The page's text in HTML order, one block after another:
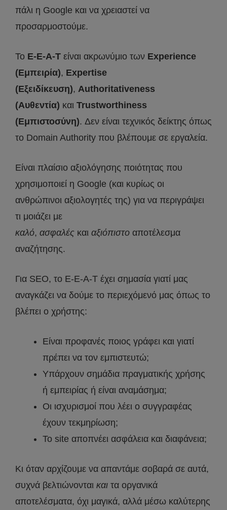
πάλι η Google και να χρειαστεί να
προσαρμοστούμε.
Το E-E-A-T είναι ακρωνύμιο των Experience
(Εμπειρία), Expertise
(Εξειδίκευση), Authoritativeness
(Αυθεντία) και Trustworthiness
(Εμπιστοσύνη). Δεν είναι τεχνικός δείκτης όπως
το Domain Authority που βλέπουμε σε εργαλεία.
Είναι πλαίσιο αξιολόγησης ποιότητας που
χρησιμοποιεί η Google (και κυρίως οι
ανθρώπινοι αξιολογητές της) για να περιγράψει
τι μοιάζει με
καλό, ασφαλές και αξιόπιστο αποτέλεσμα
αναζήτησης.
Για SEO, το E-E-A-T έχει σημασία γιατί μας
αναγκάζει να δούμε το περιεχόμενό μας όπως το
βλέπει ο χρήστης:
Είναι προφανές ποιος γράφει και γιατί
πρέπει να τον εμπιστευτώ;
Υπάρχουν σημάδια πραγματικής χρήσης
ή εμπειρίας ή είναι αναμάσημα;
Οι ισχυρισμοί που λέει ο συγγραφέας
έχουν τεκμηρίωση;
Το site αποπνέει ασφάλεια και διαφάνεια;
Κι όταν αρχίζουμε να απαντάμε σοβαρά σε αυτά,
συχνά βελτιώνονται και τα οργανικά
αποτελέσματα, όχι μαγικά, αλλά μέσω καλύτερης